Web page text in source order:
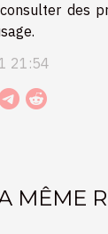
des
21:54
MÊME